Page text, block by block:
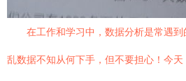
在工作和学习中，数据分析是常遇
乱数据不知从何下手，但不要担心！今